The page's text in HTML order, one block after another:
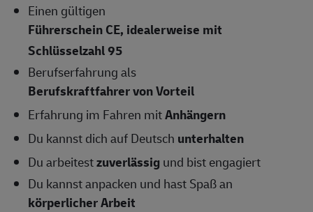
Einen gültigen
Führerschein CE, idealerweise mit
Schlüsselzahl 95
Berufserfahrung als
Berufskraftfahrer von Vorteil
Erfahrung im Fahren mitAnhängern
Du kannst dich auf Deutsch unterhalten
Du arbeitestzuverlässigund bist engagiert
Du kannst anpacken und hast Spaß an
körperlicher Arbeit